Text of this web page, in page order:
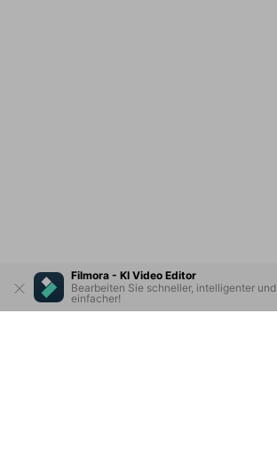
Filmora - KI Video Editor
Bearbeiten Sie schneller, intelligenter und
einfacher!